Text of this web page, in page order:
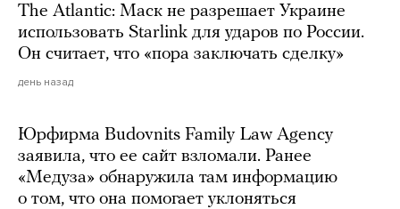
The Atlantic: Маск не разрешает Украине
использовать Starlink для ударов по России.
Он считает, что «пора заключать сделку»
день назад
Юрфирма Budovnits Family Law Agency
заявила, что ее сайт взломали. Ранее
«Медуза» обнаружила там информацию
о том, что она помогает уклоняться